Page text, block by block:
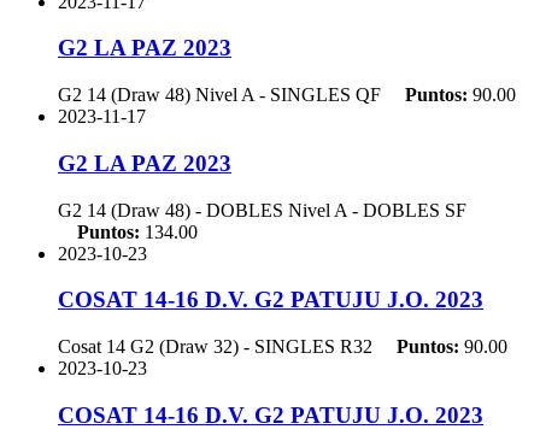
G2 LA PAZ 2023
G2 14 (Draw 48) Nivel A - SINGLES QF Puntos: 90.00
2023-11-17
G2 LA PAZ 2023
G2 14 (Draw 48) - DOBLES Nivel A - DOBLES SF
Puntos: 134.00
2023-10-23
COSAT 14-16 D.V. G2 PATUJU J.O. 2023
Cosat 14 G2 (Draw 32) - SINGLES R32 Puntos: 90.00
2023-10-23
COSAT 14-16 D.V. G2 PATUJU J.O. 2023